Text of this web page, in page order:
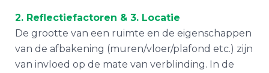
2. Reflectiefactoren & 3. Locatie
De grootte van een ruimte en de eigenschappen
van de afbakening (muren/vloer/plafond etc.) zijn
van invloed op de mate van verblinding. In de